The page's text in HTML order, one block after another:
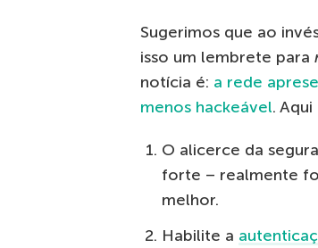
Sugerimos que ao
isso um lembrete para
notícia é: a rede
menos hackeável.
O alicerce da
forte – realmente
melhor.
Habilite a